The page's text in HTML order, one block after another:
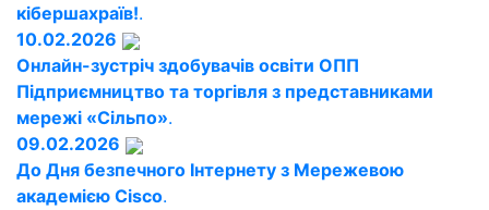
кібершахраїв!.
10.02.2026
Онлайн-зустріч здобувачів освіти ОПП
Підприємництво та торгівля з представниками
мережі «Сільпо».
09.02.2026
До Дня безпечного Інтернету з Мережевою
академією Cisco.